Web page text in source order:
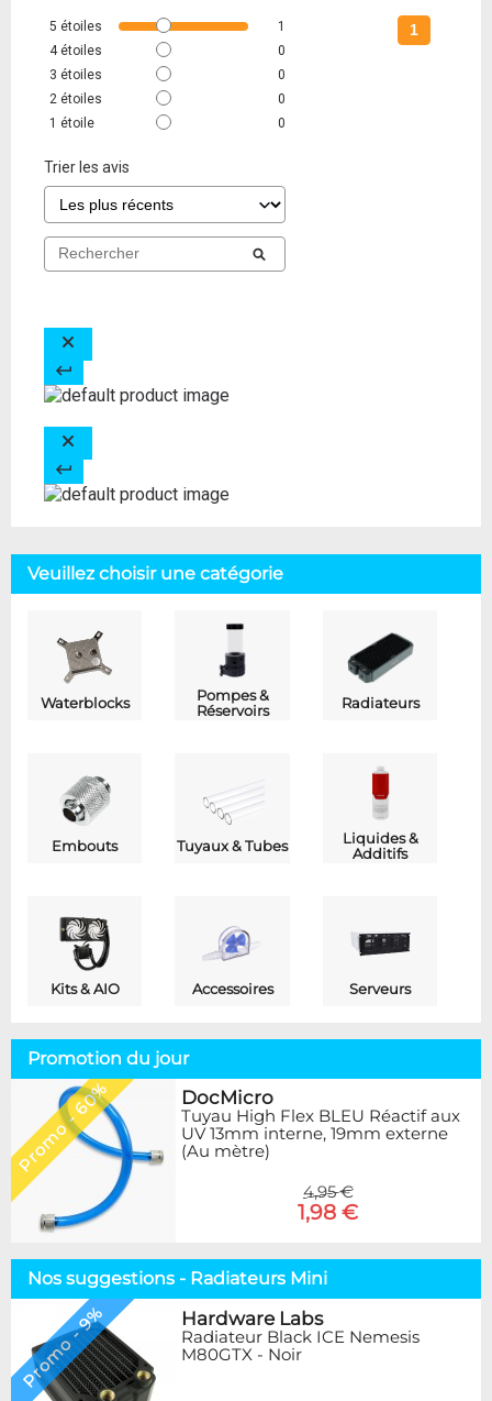
5 étoiles
1
4 étoiles
0
3 étoiles
0
2 étoiles
0
1 étoile 0
Trier les avis
1
Veuillez choisir une catégorie
Waterblocks
Pompes &
Réservoirs
Radiateurs
Embouts Tuyaux & Tubes
Liquides &
Additifs
Kits & AIO Accessoires Serveurs
Promotion du jour
Promo - 60% DocMicro
Tuyau High Flex BLEU Réactif aux
UV 13mm interne, 19mm externe
(Au mètre)
4,95 €
1,98 €
Nos suggestions - Radiateurs Mini
Promo - 9% Hardware Labs
Radiateur Black ICE Nemesis
M80GTX - Noir